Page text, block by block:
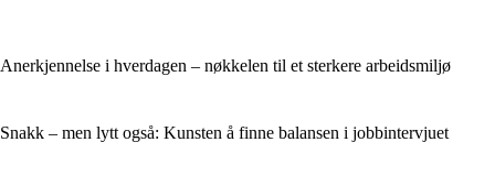
Anerkjennelse i hverdagen – nøkkelen til et sterkere arbeidsmiljø
Snakk – men lytt også: Kunsten å finne balansen i jobbintervjuet